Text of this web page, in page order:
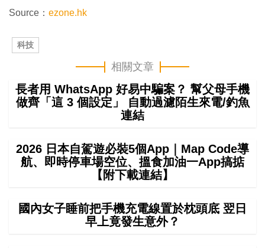
Source： ezone.hk
科技
相關文章
長者用 WhatsApp 好易中騙案？ 幫父母手機
做齊「這 3 個設定」 自動過濾陌生來電/釣魚
連結
2026 日本自駕遊必裝5個App｜Map Code導
航、即時停車場空位、搵食加油一App搞掂
【附下載連結】
國內女子睡前把手機充電線置於枕頭底 翌日
早上竟發生意外？